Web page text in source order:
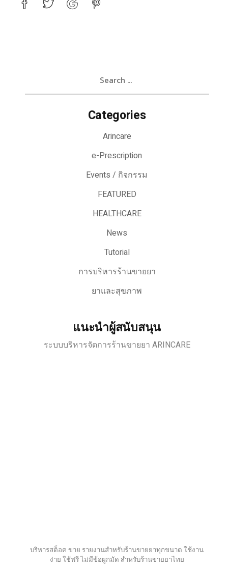
Categories
Arincare
e-Prescription
Events / กิจกรรม
FEATURED
HEALTHCARE
News
Tutorial
การบริหารร้านขายยา
ยาและสุขภาพ
แนะนำผู้สนับสนุน
ระบบบริหารจัดการร้านขายยา ARINCARE
บริหารสต็อค ขาย รายงานสำหรับร้านขายยาทุกขนาด ใช้งาน
ง่าย ใช้ฟรี ไม่มีข้อผูกมัด สำหรับร้านขายยาไทย